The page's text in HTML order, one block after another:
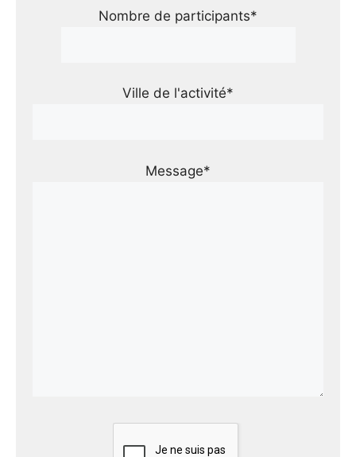
Nombre de participants*
Ville de l'activité*
Message*